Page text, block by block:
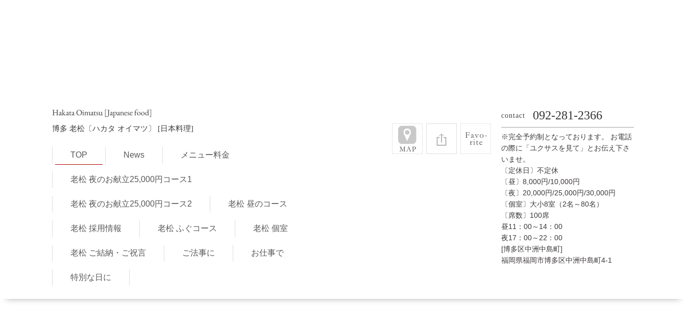
Hakata Oimatsu [Japanese food]
博多 老松〔ハカタ オイマツ〕 [日本料理]
TOP News メニュー料金
老松 夜のお献立25,000円コース1
老松 夜のお献立25,000円コース2 老松 昼のコース
老松 採用情報 老松 ふぐコース 老松 個室
老松 ご結納・ご祝言 ご法事に お仕事で
特別な日に
contact 092-281-2366
※完全予約制となっております。 お電話
の際に「ユクサスを見て」とお伝え下さ
いませ。
〔定休日〕不定休
〔昼〕8,000円/10,000円
〔夜〕20,000円/25,000円/30,000円
〔個室〕大小8室（2名～80名）
〔席数〕100席
昼11：00～14：00
夜17：00～22：00
[博多区中洲中島町]
福岡県福岡市博多区中洲中島町4-1